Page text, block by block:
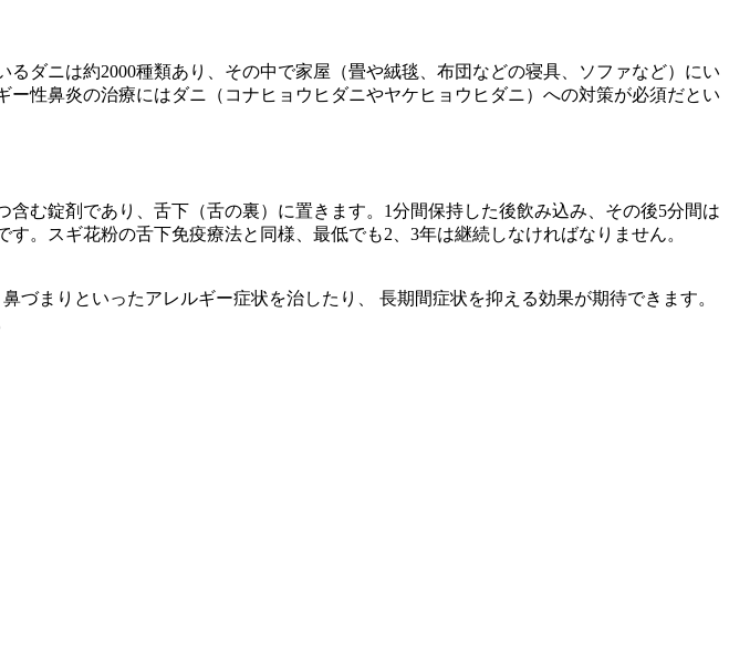
ダニは約2000種類あり、その中で家屋（畳や絨毯、布団などの寝具、ソファなど）にい
性鼻炎の治療にはダニ（コナヒョウヒダニやヤケヒョウヒダニ）への対策が必須だとい
む錠剤であり、舌下（舌の裏）に置きます。1分間保持した後飲み込み、その後5分間は
。スギ花粉の舌下免疫療法と同様、最低でも2、3年は継続しなければなりません。
づまりといったアレルギー症状を治したり、 長期間症状を抑える効果が期待できます。